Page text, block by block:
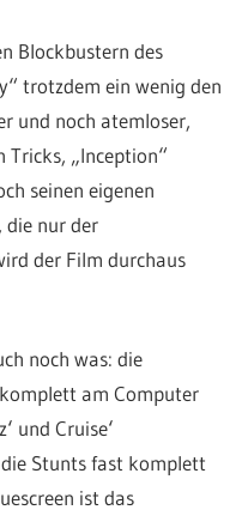
Blockbustern des
trotzdem ein wenig den
und noch atemloser,
Tricks, „Inception“
seinen eigenen
die nur der
der Film durchaus
noch was: die
am Computer
und Cruise‘
Stunts fast komplett
ist das